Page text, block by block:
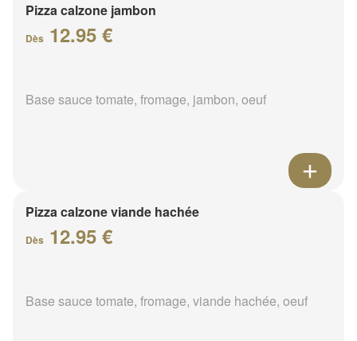
Pizza calzone jambon
Dès 12.95 €
Base sauce tomate, fromage, jambon, oeuf
Pizza calzone viande hachée
Dès 12.95 €
Base sauce tomate, fromage, viande hachée, oeuf